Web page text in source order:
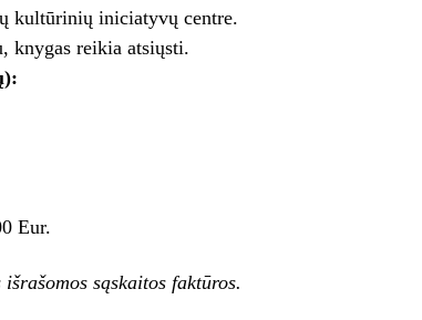
kultūrinių iniciatyvų centre.
knygas reikia atsiųsti.
Eur.
sąskaitos faktūros.